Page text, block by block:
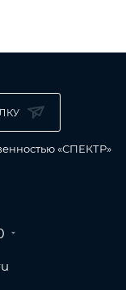
«СПЕКТР»